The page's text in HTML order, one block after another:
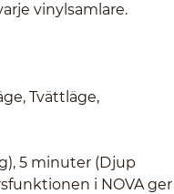
vinylsamlare.
Tvättläge,
5 minuter (Djup
i NOVA